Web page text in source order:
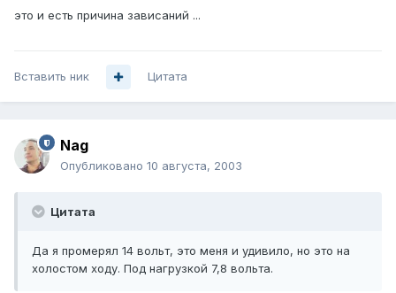
это и есть причина зависаний ...
Вставить ник Цитата
Nag
Опубликовано 10 августа, 2003
Цитата
Да я промерял 14 вольт, это меня и удивило, но это на
холостом ходу. Под нагрузкой 7,8 вольта.